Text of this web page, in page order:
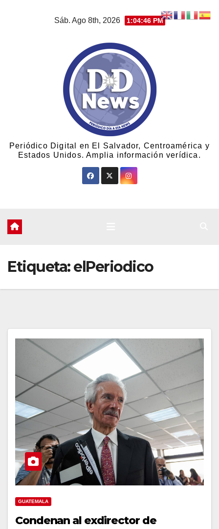
Sáb. Ago 8th, 2026 1:04:47 PM
Periódico Digital en El Salvador, Centroamérica y
Estados Unidos. Amplia información verídica.
Etiqueta:elPeriodico
GUATEMALA
Condenan al exdirector de